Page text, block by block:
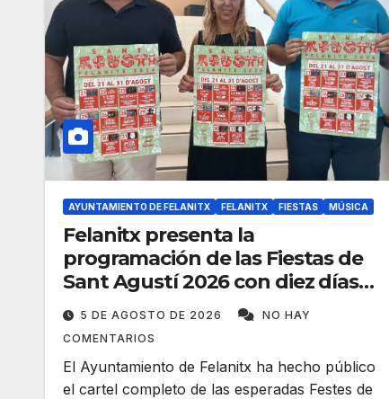
AYUNTAMIENTO DE FELANITX FELANITX FIESTAS MÚSICA
Felanitx presenta la
programación de las Fiestas de
Sant Agustí 2026 con diez días
de verbenas
5 DE AGOSTO DE 2026
NO HAY
COMENTARIOS
El Ayuntamiento de Felanitx ha hecho público
el cartel completo de las esperadas Festes de